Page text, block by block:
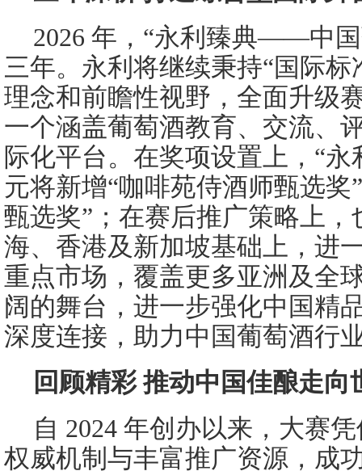
2026 年，“永利臻典——中
三年。永利将继续秉持“国际
理念和前瞻性视野，全面升级
一个涵盖葡萄酒教育、交流、
际化平台。在奖项设置上，“
元将新增“咖啡苑侍酒师甄选奖
甄选奖”；在赛后推广策略上
海、香港及新加坡基础上，进
重点市场，覆盖更多亚洲及全
阔的舞台，进一步强化中国精
深度连接，助力中国葡萄酒行
回顾精彩 推动中国佳酿走向
自 2024 年创办以来，大赛
权威机制与丰富推广资源，成